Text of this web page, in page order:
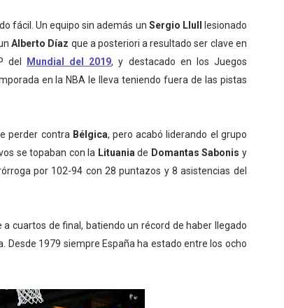
fácil. Un equipo sin además un Sergio Llull
lesionado
Alberto Díaz que a posteriori a resultado ser clave en
del Mundial del 2019, y destacado en los Juegos
en la NBA le lleva teniendo fuera de las pistas
perder contra Bélgica, pero acabó liderando el grupo
se topaban con la Lituaniade Domantas Sabonis y
por 102-94 con 28 puntazos y 8 asistencias del
a cuartos de final, batiendo un récord de haber llegado
Desde 1979 siempre España ha estado entre los ocho